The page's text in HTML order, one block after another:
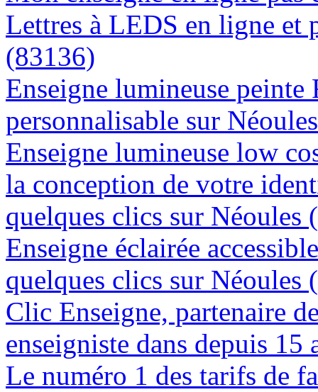
Lettres à LEDS en ligne et
(83136)
Enseigne lumineuse
personnalisable sur
Enseigne lumineuse low
la conception de votre
quelques clics sur Néoules
Enseigne éclairée
quelques clics sur Néoules
Clic Enseigne, partenaire
enseigniste dans depuis 15
Le numéro 1 des tarifs de